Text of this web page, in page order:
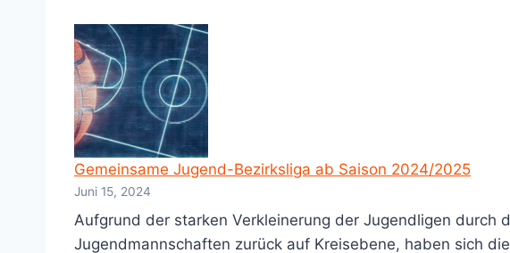
Gemeinsame Jugend-Bezirksliga ab Saison 2024/2025
Juni 15, 2024
Aufgrund der starken Verkleinerung der Jugendligen durch
Jugendmannschaften zurück auf Kreisebene, haben sich